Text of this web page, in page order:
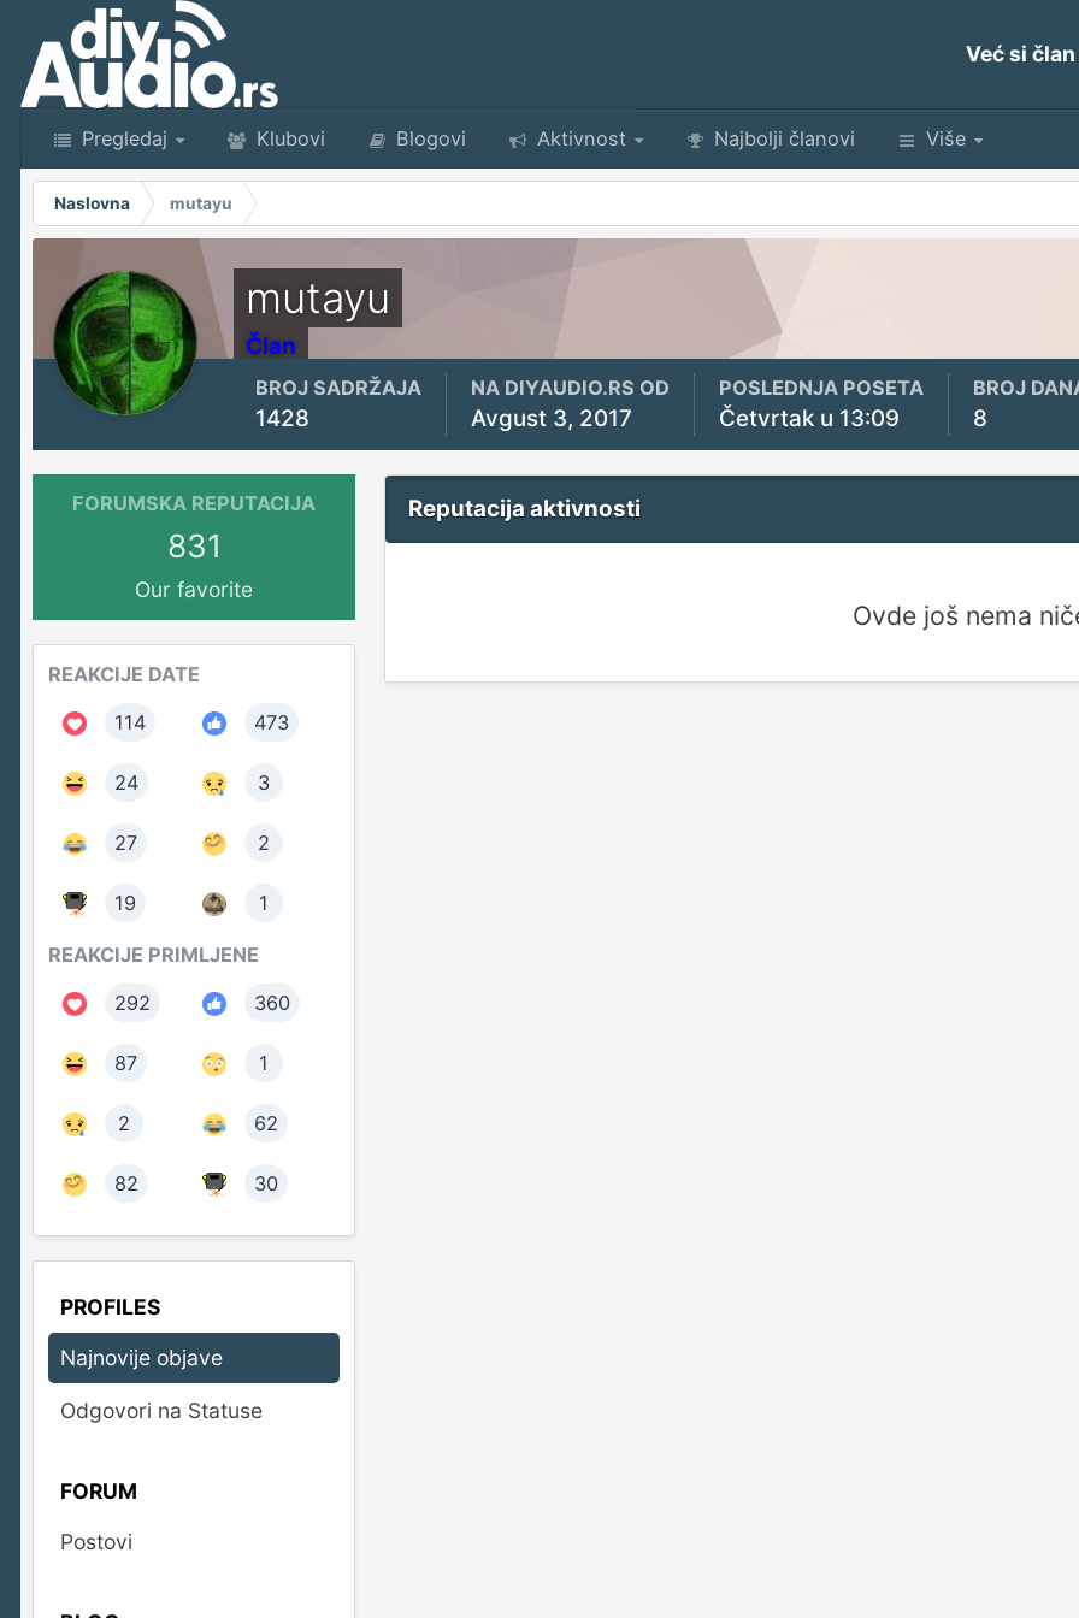
Već si
Pregledaj Klubovi Blogovi Aktivnost Najbolji članovi Više
Naslovna mutayu
mutayu
Član
BROJ SADRŽAJA
1428
NA DIYAUDIO.RS OD
Avgust 3, 2017
POSLEDNJA POSETA
Četvrtak u 13:09
BROJ
8
FORUMSKA REPUTACIJA
831
Our favorite
REAKCIJE DATE
114
473
24 3
27 2
19 1
REAKCIJE PRIMLJENE
292
360
87 1
2 62
82 30
PROFILES
Najnovije objave
Odgovori na Statuse
FORUM
Postovi
Reputacija aktivnosti
Ovde još nema